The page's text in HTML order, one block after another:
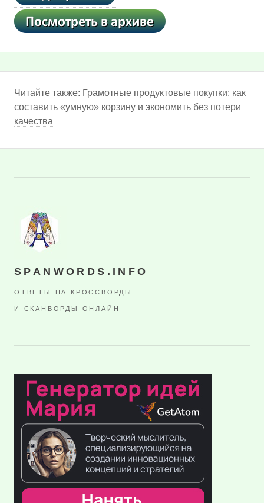
Читайте также: Грамотные продуктовые покупки: как
составить «умную» корзину и экономить без потери
качества
SPANWORDS.INFO
ОТВЕТЫ НА КРОССВОРДЫ
И СКАНВОРДЫ ОНЛАЙН